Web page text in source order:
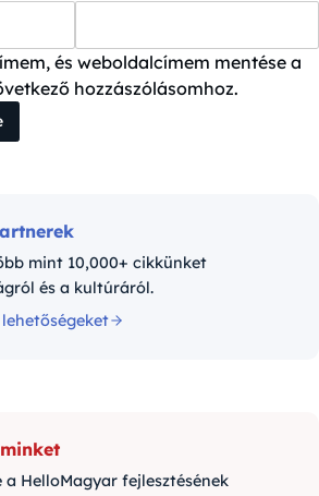
és weboldalcímem mentése a
hozzászólásomhoz.
mint 10,000+ cikkünket
és a kultúráról.
a HelloMagyar fejlesztésének